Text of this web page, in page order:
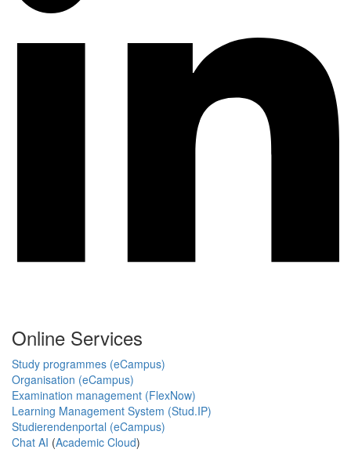
Online Services
Study programmes (eCampus)
Organisation (eCampus)
Examination management (FlexNow)
Learning Management System (Stud.IP)
Studierendenportal (eCampus)
Chat AI (Academic Cloud)